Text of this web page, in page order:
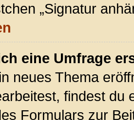
„Signatur
eine Umfrage
neues Thema
findest du
Formulars zur